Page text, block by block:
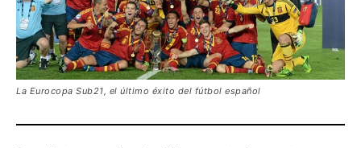
La Eurocopa Sub21, el último éxito del fútbol español